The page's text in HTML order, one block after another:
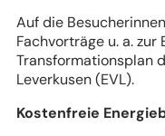
Auf die
Fachvorträge u. a.
Transformationsplan
Leverkusen (EVL).
Kostenfreie